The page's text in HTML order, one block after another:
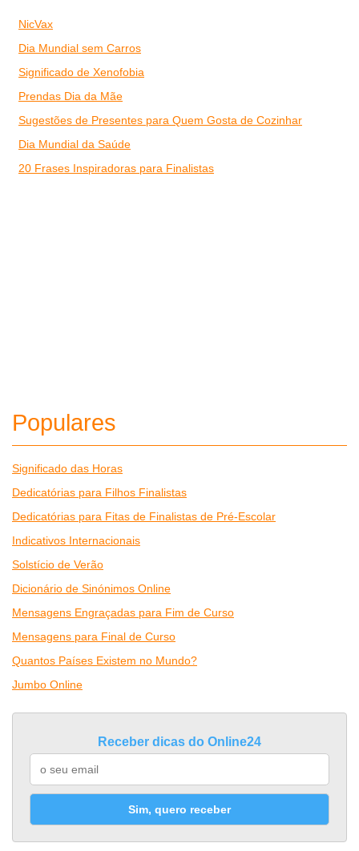
NicVax
Dia Mundial sem Carros
Significado de Xenofobia
Prendas Dia da Mãe
Sugestões de Presentes para Quem Gosta de Cozinhar
Dia Mundial da Saúde
20 Frases Inspiradoras para Finalistas
Populares
Significado das Horas
Dedicatórias para Filhos Finalistas
Dedicatórias para Fitas de Finalistas de Pré-Escolar
Indicativos Internacionais
Solstício de Verão
Dicionário de Sinónimos Online
Mensagens Engraçadas para Fim de Curso
Mensagens para Final de Curso
Quantos Países Existem no Mundo?
Jumbo Online
Receber dicas do Online24
Sim, quero receber